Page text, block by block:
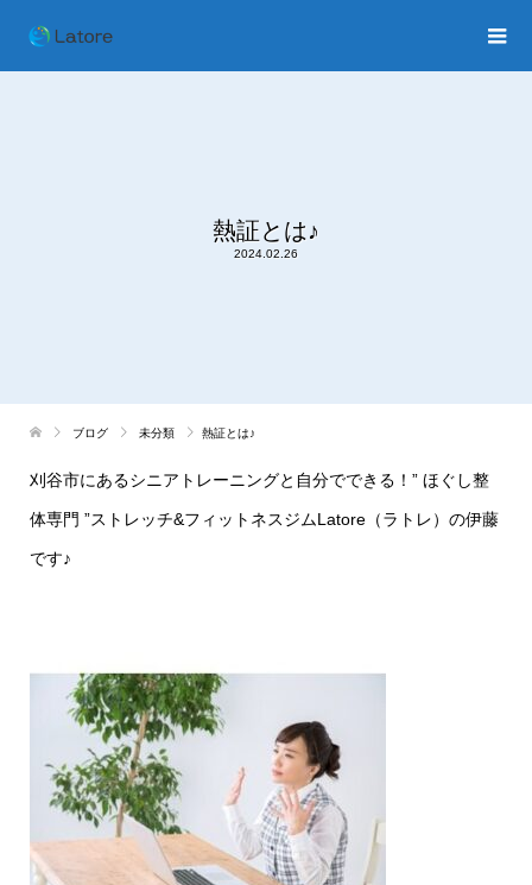
熱証とは♪
2024.02.26
ブログ 未分類 熱証とは♪
刈谷市にあるシニアトレーニングと自分でできる！” ほぐし整
体専門 ”ストレッチ&フィットネスジムLatore（ラトレ）の伊藤
です♪